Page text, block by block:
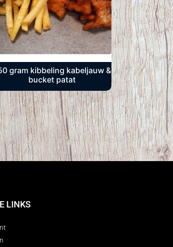
gram kibbeling kabeljauw &
bucket patat
LINKS